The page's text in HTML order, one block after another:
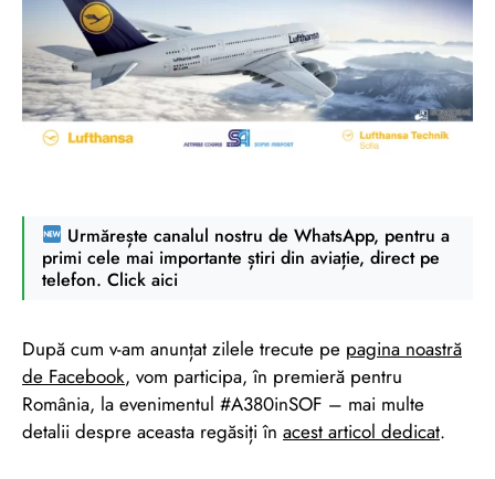
Urmărește canalul nostru de WhatsApp, pentru a
primi cele mai importante știri din aviație, direct pe
telefon. Click aici
După cum v-am anunțat zilele trecute pe pagina noastră
de Facebook, vom participa, în premieră pentru
România, la evenimentul #A380inSOF – mai multe
detalii despre aceasta regăsiți în acest articol dedicat.